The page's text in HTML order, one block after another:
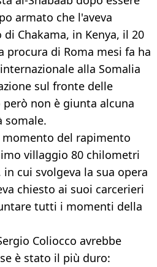
armato che l'aveva
Chakama, in Kenya, il 20
procura di Roma mesi fa ha
alla Somalia
sul fronte delle
non è giunta alcuna
somale.
momento del rapimento
villaggio 80 chilometri
cui svolgeva la sua opera
chiesto ai suoi carcerieri
tutti i momenti della
Coliocco avrebbe
è stato il più duro: